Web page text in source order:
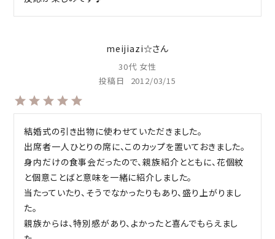
meijiazi☆
30代 女性
投稿日
2012/03/15
結婚式の引き出物に使わせていただきました。
出席者一人ひとりの席に、このカップを置いておきました。
身内だけの食事会だったので、親族紹介とともに、花個紋
と個意ことばと意味を一緒に紹介しました。
当たっていたり、そうでなかったりもあり、盛り上がりまし
た。
親族からは、特別感があり、よかったと喜んでもらえまし